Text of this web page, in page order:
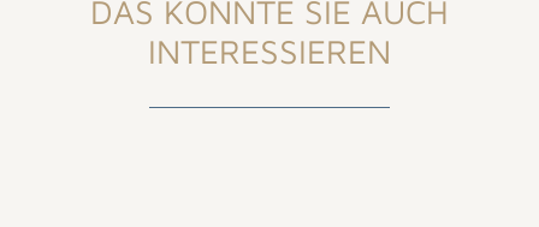
DAS KÖNNTE SIE AUCH
INTERESSIEREN